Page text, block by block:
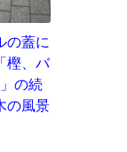
の蓋に
樫、バ
の続
風景